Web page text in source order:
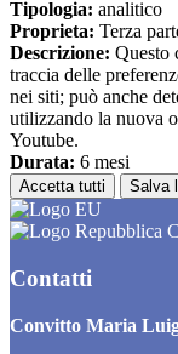
Tipologia: analitico
Proprieta: Terza
Descrizione: Questo
traccia delle
nei siti; può anche
utilizzando la nuova
Youtube.
Durata: 6 mesi
Accetta tutti Salva
Contatti
Convitto Maria